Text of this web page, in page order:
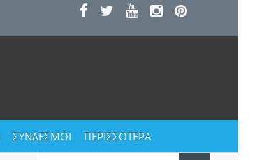
ΣΥΝΔΕΣΜΟΙ ΠΕΡΙΣΣΟΤΕΡΑ